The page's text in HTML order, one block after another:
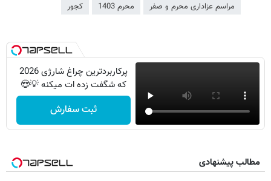
مراسم عزاداری محرم و صفر محرم 1403 کجور
پرکاربردترین چراغ شارژی 2026
که شگفت زده ات میکنه 💡😍
ثبت سفارش
مطالب پیشنهادی